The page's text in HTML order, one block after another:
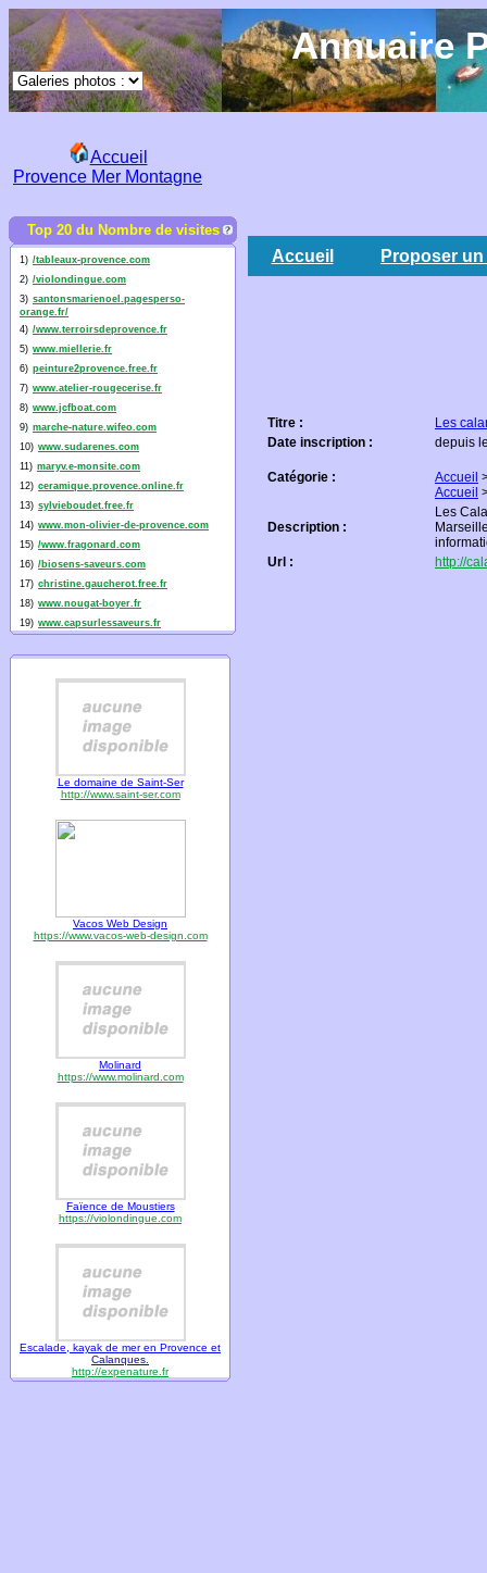
Annuaire
Accueil
Provence Mer Montagne
Top 20 du Nombre de visites
1) /tableaux-provence.com
2) /violondingue.com
3) santonsmarienoel.pagesperso-
orange.fr/
4) /www.terroirsdeprovence.fr
5) www.miellerie.fr
6) peinture2provence.free.fr
7) www.atelier-rougecerise.fr
8) www.jcfboat.com
9) marche-nature.wifeo.com
10) www.sudarenes.com
11) maryv.e-monsite.com
12) ceramique.provence.online.fr
13) sylvieboudet.free.fr
14) www.mon-olivier-de-provence.com
15) /www.fragonard.com
16) /biosens-saveurs.com
17) christine.gaucherot.free.fr
18) www.nougat-boyer.fr
19) www.capsurlessaveurs.fr
Le domaine de Saint-Ser
http://www.saint-ser.com
Vacos Web Design
https://www.vacos-web-design.com
Molinard
https://www.molinard.com
Faïence de Moustiers
https://violondingue.com
Escalade, kayak de mer en Provence et
Calanques.
http://expenature.fr
Accueil Proposer
Titre :
Les
Date inscription :
depuis
Catégorie : Accueil
Accueil
Description :
Les
Url :
http://